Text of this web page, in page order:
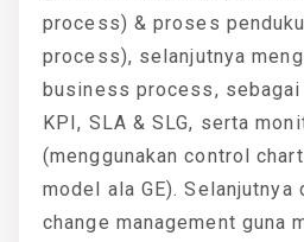
process) & proses
process), selanjutnya
business process, sebagai
KPI, SLA & SLG, serta
(menggunakan control
model ala GE). Selanjutnya
change management guna